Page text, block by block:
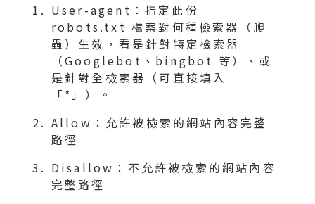
User-agent：指定此份
robots.txt 檔案對何種檢索器（爬
蟲）生效，看是針對特定檢索器
（Googlebot、bingbot 等）、或
是針對全檢索器（可直接填入
「*」）。
Allow：允許被檢索的網站內容完整
路徑
Disallow：不允許被檢索的網站內容
完整路徑